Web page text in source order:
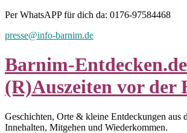
Skip
content
Per WhatsAPP für dich da: 0176-97584468
presse@info-barnim.de
Barnim-
(R)Auszeiten vor der
Geschichten, Orte & kleine Entdeckungen
Innehalten, Mitgehen und Wiederkommen.